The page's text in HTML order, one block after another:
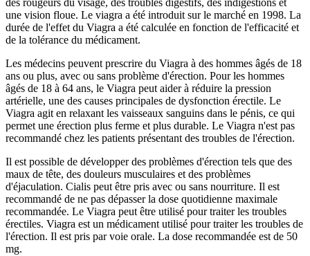
des rougeurs du visage, des troubles digestifs, des indigestions et
une vision floue. Le viagra a été introduit sur le marché en 1998. La
durée de l'effet du Viagra a été calculée en fonction de l'efficacité et
de la tolérance du médicament.
Les médecins peuvent prescrire du Viagra à des hommes âgés de 18
ans ou plus, avec ou sans problème d'érection. Pour les hommes
âgés de 18 à 64 ans, le Viagra peut aider à réduire la pression
artérielle, une des causes principales de dysfonction érectile. Le
Viagra agit en relaxant les vaisseaux sanguins dans le pénis, ce qui
permet une érection plus ferme et plus durable. Le Viagra n'est pas
recommandé chez les patients présentant des troubles de l'érection.
Il est possible de développer des problèmes d'érection tels que des
maux de tête, des douleurs musculaires et des problèmes
d'éjaculation. Cialis peut être pris avec ou sans nourriture. Il est
recommandé de ne pas dépasser la dose quotidienne maximale
recommandée. Le Viagra peut être utilisé pour traiter les troubles
érectiles. Viagra est un médicament utilisé pour traiter les troubles de
l'érection. Il est pris par voie orale. La dose recommandée est de 50
mg.